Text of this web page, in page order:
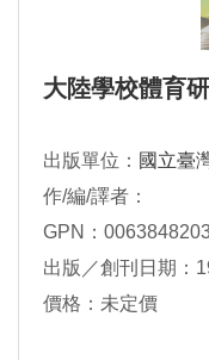
大陸學校體育
出版單位： 國立臺
作/編/譯者：
GPN：
出版／創刊日期：
價格：未定價